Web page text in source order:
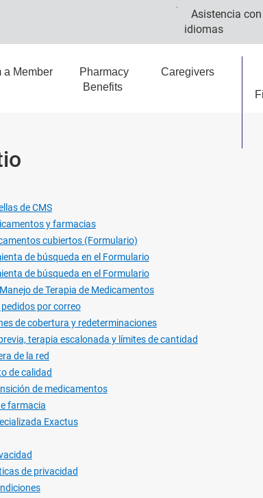
Asistencia con
idiomas
a Member
Pharmacy
Benefits
Caregivers
de CMS
y farmacias
cubiertos (Formulario)
de búsqueda en el Formulario
de búsqueda en el Formulario
de Terapia de Medicamentos
por correo
de cobertura y redeterminaciones
terapia escalonada y límites de cantidad
de la red
de calidad
de medicamentos
farmacia
Exactus
de privacidad